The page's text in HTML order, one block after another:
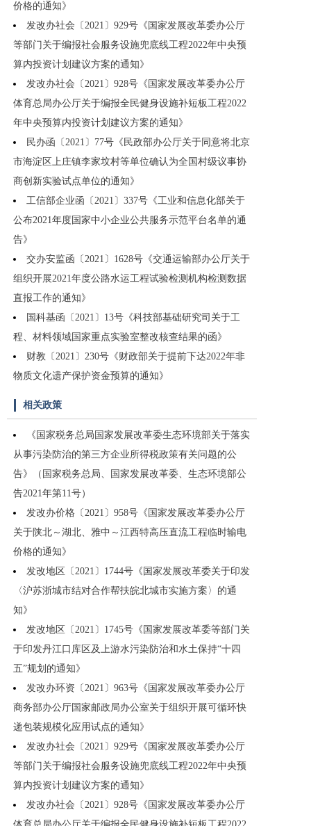
价格的通知》
发改办社会〔2021〕929号《国家发展改革委办公厅
等部门关于编报社会服务设施兜底线工程2022年中央预
算内投资计划建议方案的通知》
发改办社会〔2021〕928号《国家发展改革委办公厅
体育总局办公厅关于编报全民健身设施补短板工程2022
年中央预算内投资计划建议方案的通知》
民办函〔2021〕77号《民政部办公厅关于同意将北京
市海淀区上庄镇李家坟村等单位确认为全国村级议事协
商创新实验试点单位的通知》
工信部企业函〔2021〕337号《工业和信息化部关于
公布2021年度国家中小企业公共服务示范平台名单的通
告》
交办安监函〔2021〕1628号《交通运输部办公厅关于
组织开展2021年度公路水运工程试验检测机构检测数据
直报工作的通知》
国科基函〔2021〕13号《科技部基础研究司关于工
程、材料领域国家重点实验室整改核查结果的函》
财教〔2021〕230号《财政部关于提前下达2022年非
物质文化遗产保护资金预算的通知》
相关政策
《国家税务总局国家发展改革委生态环境部关于落实
从事污染防治的第三方企业所得税政策有关问题的公
告》（国家税务总局、国家发展改革委、生态环境部公
告2021年第11号）
发改办价格〔2021〕958号《国家发展改革委办公厅
关于陕北～湖北、雅中～江西特高压直流工程临时输电
价格的通知》
发改地区〔2021〕1744号《国家发展改革委关于印发
〈沪苏浙城市结对合作帮扶皖北城市实施方案〉的通
知》
发改地区〔2021〕1745号《国家发展改革委等部门关
于印发丹江口库区及上游水污染防治和水土保持“十四
五”规划的通知》
发改办环资〔2021〕963号《国家发展改革委办公厅
商务部办公厅国家邮政局办公室关于组织开展可循环快
递包装规模化应用试点的通知》
发改办社会〔2021〕929号《国家发展改革委办公厅
等部门关于编报社会服务设施兜底线工程2022年中央预
算内投资计划建议方案的通知》
发改办社会〔2021〕928号《国家发展改革委办公厅